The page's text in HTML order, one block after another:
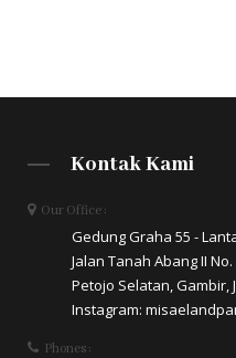
Kontak Kami
Our Office :
Gedung Graha 55 -
Jalan Tanah Abang II No.
Petojo Selatan, Gambir,
Instagram:
Phones :